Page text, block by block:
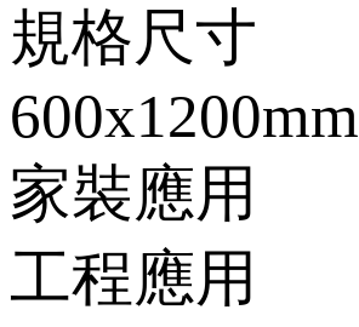
規格尺寸
600x1200mm
家裝應用
工程應用